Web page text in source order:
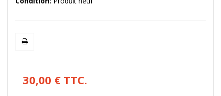
30,00 € TTC.